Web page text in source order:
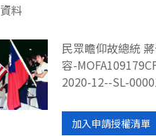
料
民眾瞻仰故總統
容-
2020-12--SL-
加入申請授權清單